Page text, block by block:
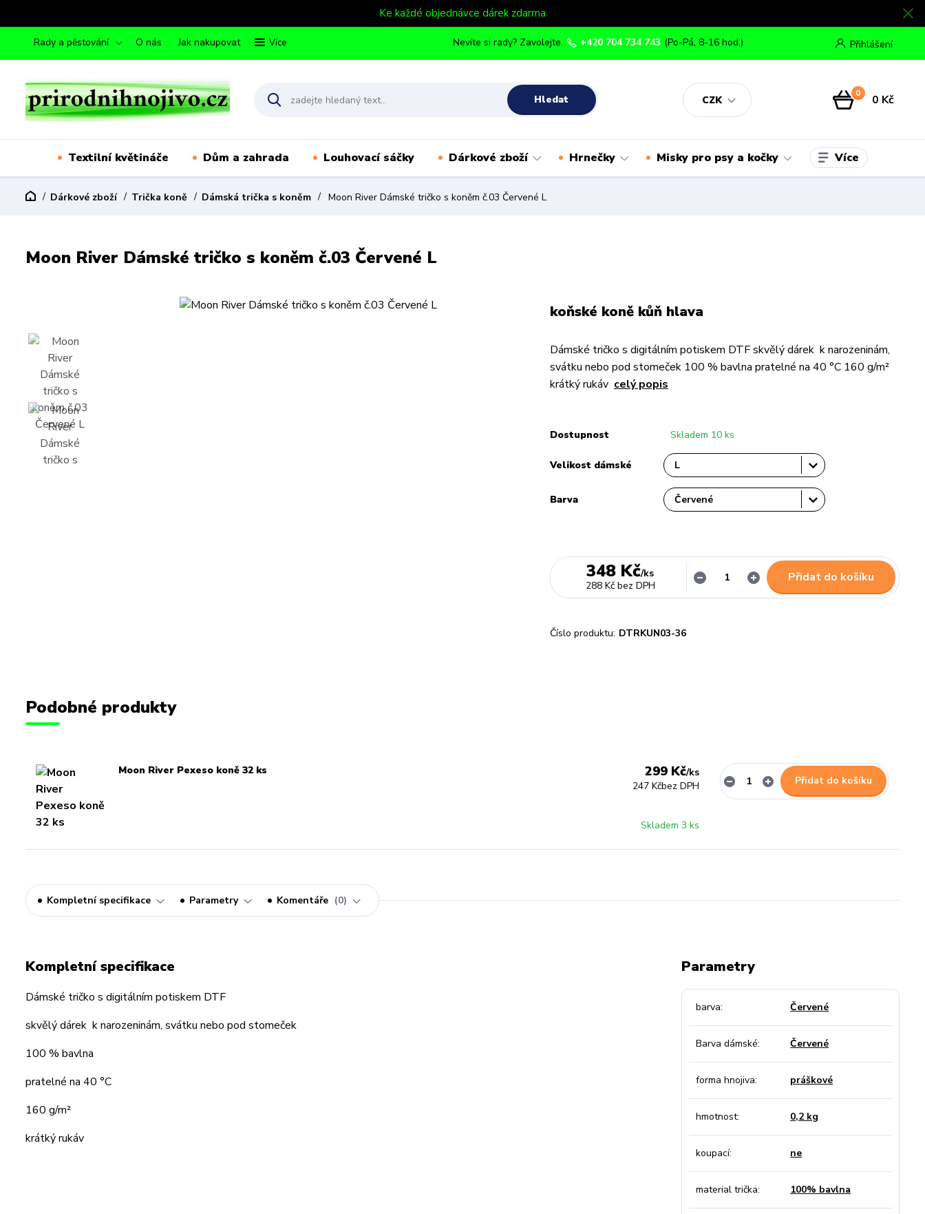
Ke každé objednávce dárek zdarma
Rady a pěstování O nás Jak nakupovat Více
CZK
Přihlášení
Hledat
Nevíte si rady? Zavolejte. +420 704 734 743 (Po-Pá, 8-16 hod.)
0 0 Kč
Textilní květináče Dům a zahrada Louhovací sáčky Dárkové zboží Hrnečky Misky pro psy a kočky Více
Dárkové zboží Trička koně Dámská trička s koněm Moon River Dámské tričko s koněm č.03 Červené L
Moon River Dámské tričko s koněm č.03 Červené L
koňské koně kůň hlava
Dámské tričko s digitálním potiskem DTF skvělý dárek k narozeninám,
svátku nebo pod stomeček 100 % bavlna pratelné na 40 °C 160 g/m²
krátký rukáv celý popis
Dostupnost Skladem 10 ks
Velikost dámské
Barva
348 Kč/ks
288 Kč bez DPH
Přidat do košíku
Číslo produktu: DTRKUN03-36
Podobné produkty
Moon River Pexeso koně 32 ks 299 Kč/ks
247 Kčbez DPH
Skladem 3 ks
Přidat do košíku
Kompletní specifikace Parametry Komentáře 0
Kompletní specifikace
Dámské tričko s digitálním potiskem DTF
skvělý dárek k narozeninám, svátku nebo pod stomeček
100 % bavlna
pratelné na 40 °C
160 g/m²
krátký rukáv
Parametry
barva Červené
Barva dámské Červené
forma hnojiva práškové
hmotnost 0,2 kg
koupací ne
material trička 100% bavlna